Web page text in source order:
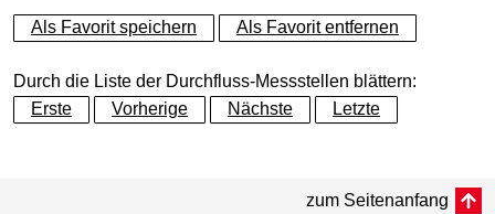
+
−
Als Favorit speichern Als Favorit entfernen
Durch die Liste der Durchfluss-Messstellen blättern:
Erste
Vorherige Nächste Letzte
zum Seitenanfang